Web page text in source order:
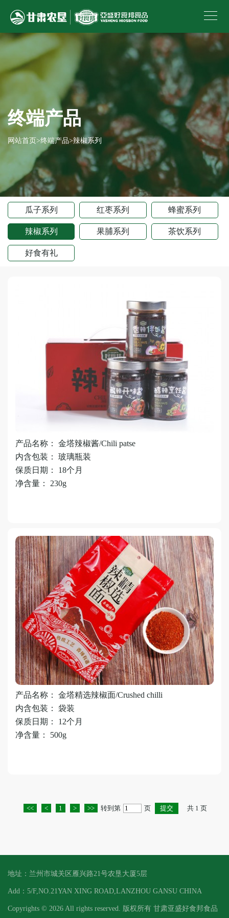
终端产品
网站首页 >终端产品>辣椒系列
瓜子系列 红枣系列 蜂蜜系列
辣椒系列 果脯系列 茶饮系列
好食有礼
产品名称： 金塔辣椒酱/Chili patse
内含包装： 玻璃瓶装
保质日期： 18个月
净含量： 230g
产品名称： 金塔精选辣椒面/Crushed chilli
内含包装： 袋装
保质日期： 12个月
净含量： 500g
<< < 1 > >> 转到第 页 共 1 页
地址：兰州市城关区雁兴路21号农垦大厦5层
Add：5/F,NO.21YAN XING ROAD,LANZHOU GANSU CHINA
Copyrights © 2026 All rights reserved. 版权所有 甘肃亚盛好食邦食品